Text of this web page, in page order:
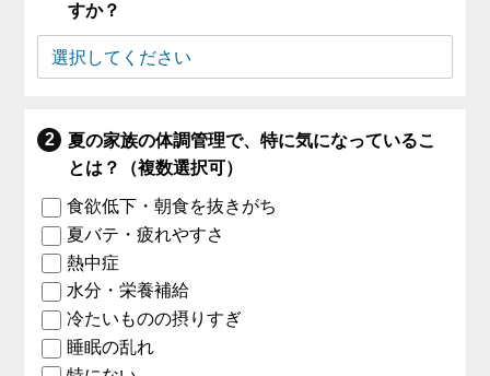
すか？
夏の家族の体調管理で、特に気になっているこ
とは？（複数選択可）
食欲低下・朝食を抜きがち
夏バテ・疲れやすさ
熱中症
水分・栄養補給
冷たいものの摂りすぎ
睡眠の乱れ